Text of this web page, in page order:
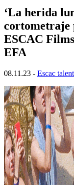
‘La herida
cortometraje
ESCAC
EFA
08.11.23 - Escac talent